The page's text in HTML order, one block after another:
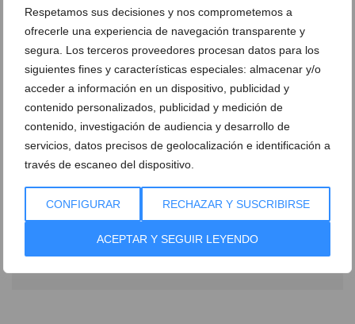
Respetamos sus decisiones y nos comprometemos a
ofrecerle una experiencia de navegación transparente y
segura. Los terceros proveedores procesan datos para los
siguientes fines y características especiales: almacenar y/o
acceder a información en un dispositivo, publicidad y
contenido personalizados, publicidad y medición de
contenido, investigación de audiencia y desarrollo de
servicios, datos precisos de geolocalización e identificación a
través de escaneo del dispositivo.
CONFIGURAR RECHAZAR Y SUSCRIBIRSE
ACEPTAR Y SEGUIR LEYENDO